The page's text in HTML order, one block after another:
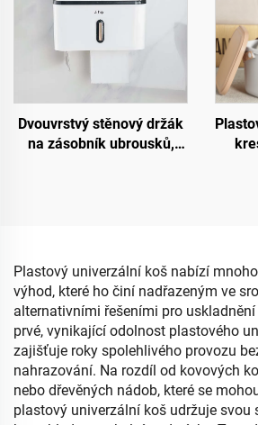
Dvouvrstvý stěnový držák
na zásobník ubrousků,
Plastový univerzální koš nabízí
výhod, které ho činí nadřazeným ve
alternativními řešeními pro
prvé, vynikající odolnost plastového
zajišťuje roky spolehlivého provozu
nahrazování. Na rozdíl od kovových
nebo dřevěných nádob, které se
plastový univerzální koš udržuje svou